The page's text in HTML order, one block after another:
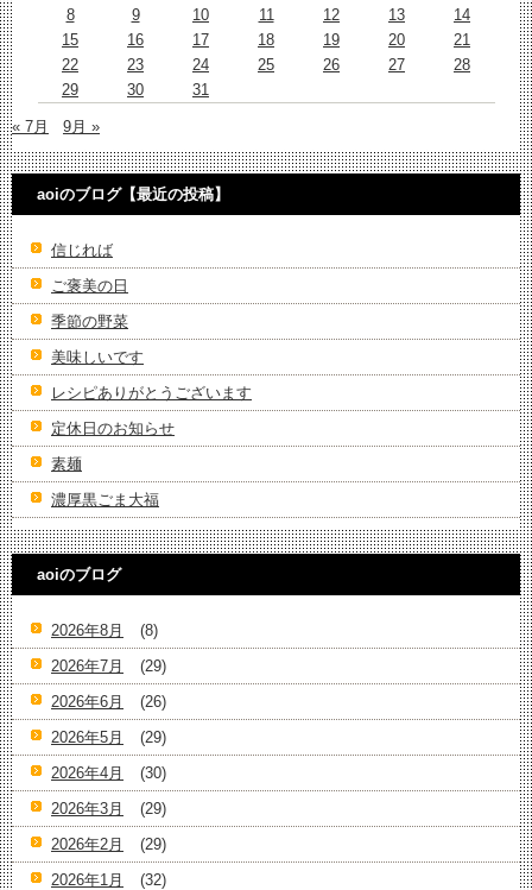
8
9 10 11 12 13
14
15
16 17 18 19 20
21
22
23 24 25 26 27
28
29
30 31
« 7月 9月 »
aoiのブログ【最近の投稿】
信じれば
ご褒美の日
季節の野菜
美味しいです
レシピありがとうございます
定休日のお知らせ
素麺
濃厚黒ごま大福
aoiのブログ
2026年8月
(8)
2026年7月
(29)
2026年6月
(26)
2026年5月
(29)
2026年4月
(30)
2026年3月
(29)
2026年2月
(29)
2026年1月
(32)